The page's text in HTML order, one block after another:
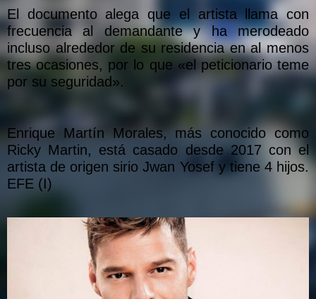
El documento alega que el artista llama con
frecuencia al demandante y ha merodeado
incluso alrededor de su residencia en al menos
tres ocasiones, por lo que «el peticionario teme
por su seguridad».
Enrique Martín Morales, más conocido como
Ricky Martin, está casado desde 2017 con el
artista de origen sirio Jwan Yosef y tiene 4 hijos.
EFE (I)